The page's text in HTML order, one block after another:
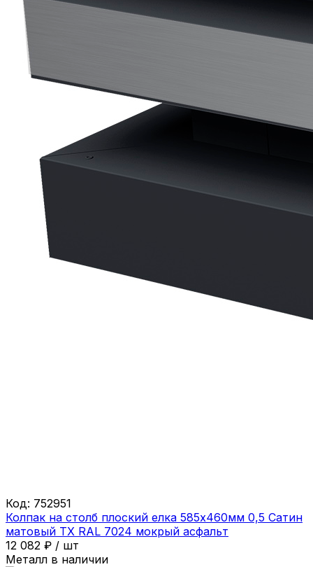
Код: 752951
Колпак на столб плоский елка 585х460мм 0,5 Сатин
матовый ТХ RAL 7024 мокрый асфальт
12 082 ₽ / шт
Металл в наличии